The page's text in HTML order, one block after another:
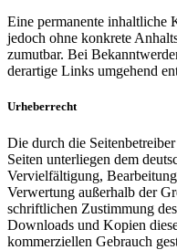
Eine permanente inhaltliche
jedoch ohne konkrete
zumutbar. Bei
derartige Links umgehend
Urheberrecht
Die durch die
Seiten unterliegen dem
Vervielfältigung,
Verwertung außerhalb der
schriftlichen Zustimmung
Downloads und Kopien
kommerziellen Gebrauch